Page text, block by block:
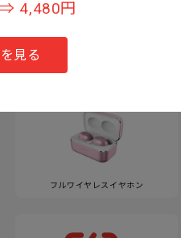
リー
フルワイヤレスイヤホン
4,480円
見る